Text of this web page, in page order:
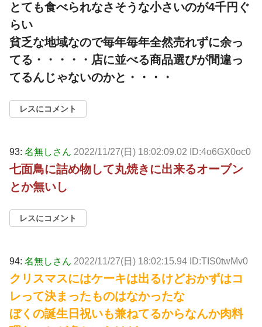
とても食べられなさそうな小さいのが4千円ぐ
らい
貧乏な地域なので毎年毎年全然売れずに余っ
てる・・・・・店に並べる商品選びが間違っ
てるんじゃないのかと・・・・
レスにコメント
93: 名無しさん 2022/11/27(日) 18:02:09.02 ID:4o6GX0oc0
七面鳥に詰め物して丸焼きに出来るオーブン
とか無いし
レスにコメント
94: 名無しさん 2022/11/27(日) 18:02:15.94 ID:TIS0twMv0
クリスマスにはケーキは出るけどおかずはコ
レって決まったものはなかったな
ぼくの誕生日祝いも兼ねてるからなんか肉料